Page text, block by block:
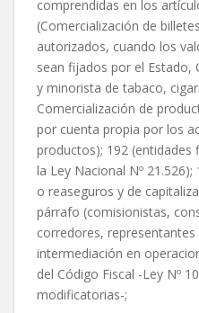
comprendidas en los
(Comercialización de
autorizados, cuando los
sean fijados por el Estado,
y minorista de tabaco,
Comercialización de
por cuenta propia por los
productos); 192 (entidades
la Ley Nacional Nº
o reaseguros y de
párrafo (comisionistas,
corredores,
intermediación en
del Código Fiscal -Ley Nº
modificatorias-;